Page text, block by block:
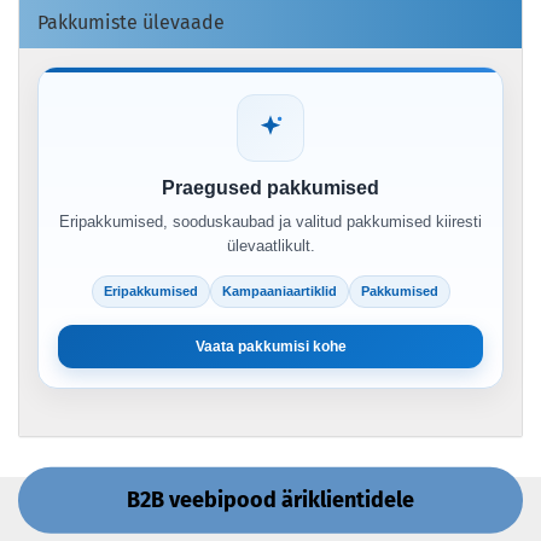
Pakkumiste ülevaade
Praegused pakkumised
Eripakkumised, sooduskaubad ja valitud pakkumised kiiresti
ülevaatlikult.
Eripakkumised Kampaaniaartiklid Pakkumised
Vaata pakkumisi kohe
B2B veebipood äriklientidele